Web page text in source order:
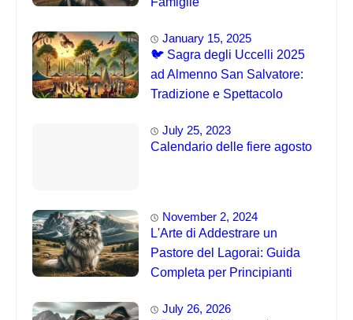
January 15, 2025
🐦 Sagra degli Uccelli 2025
ad Almenno San Salvatore:
Tradizione e Spettacolo
July 25, 2023
Calendario delle fiere agosto
November 2, 2024
L'Arte di Addestrare un
Pastore del Lagorai: Guida
Completa per Principianti
July 26, 2026